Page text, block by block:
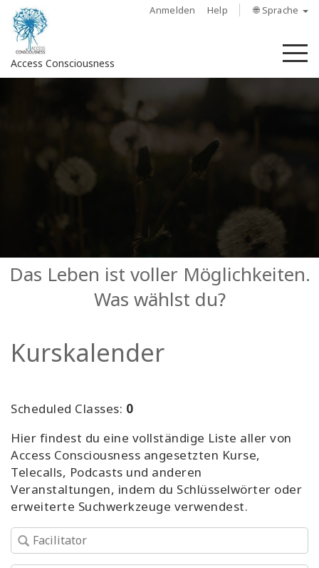
Anmelden Help 🌐 Sprache
Access Consciousness
Regionen
More
Neuigkeiten
KONTAKT
Das Leben ist voller Möglichkeiten.
Was wählst du?
Kurskalender
Scheduled Classes: 0
Hier findest du eine vollständige Liste aller von
Access Consciousness angesetzten Kurse,
Telecalls, Podcasts und anderen
Veranstaltungen, indem du Schlüsselwörter oder
erweiterte Suchwerkzeuge verwendest.